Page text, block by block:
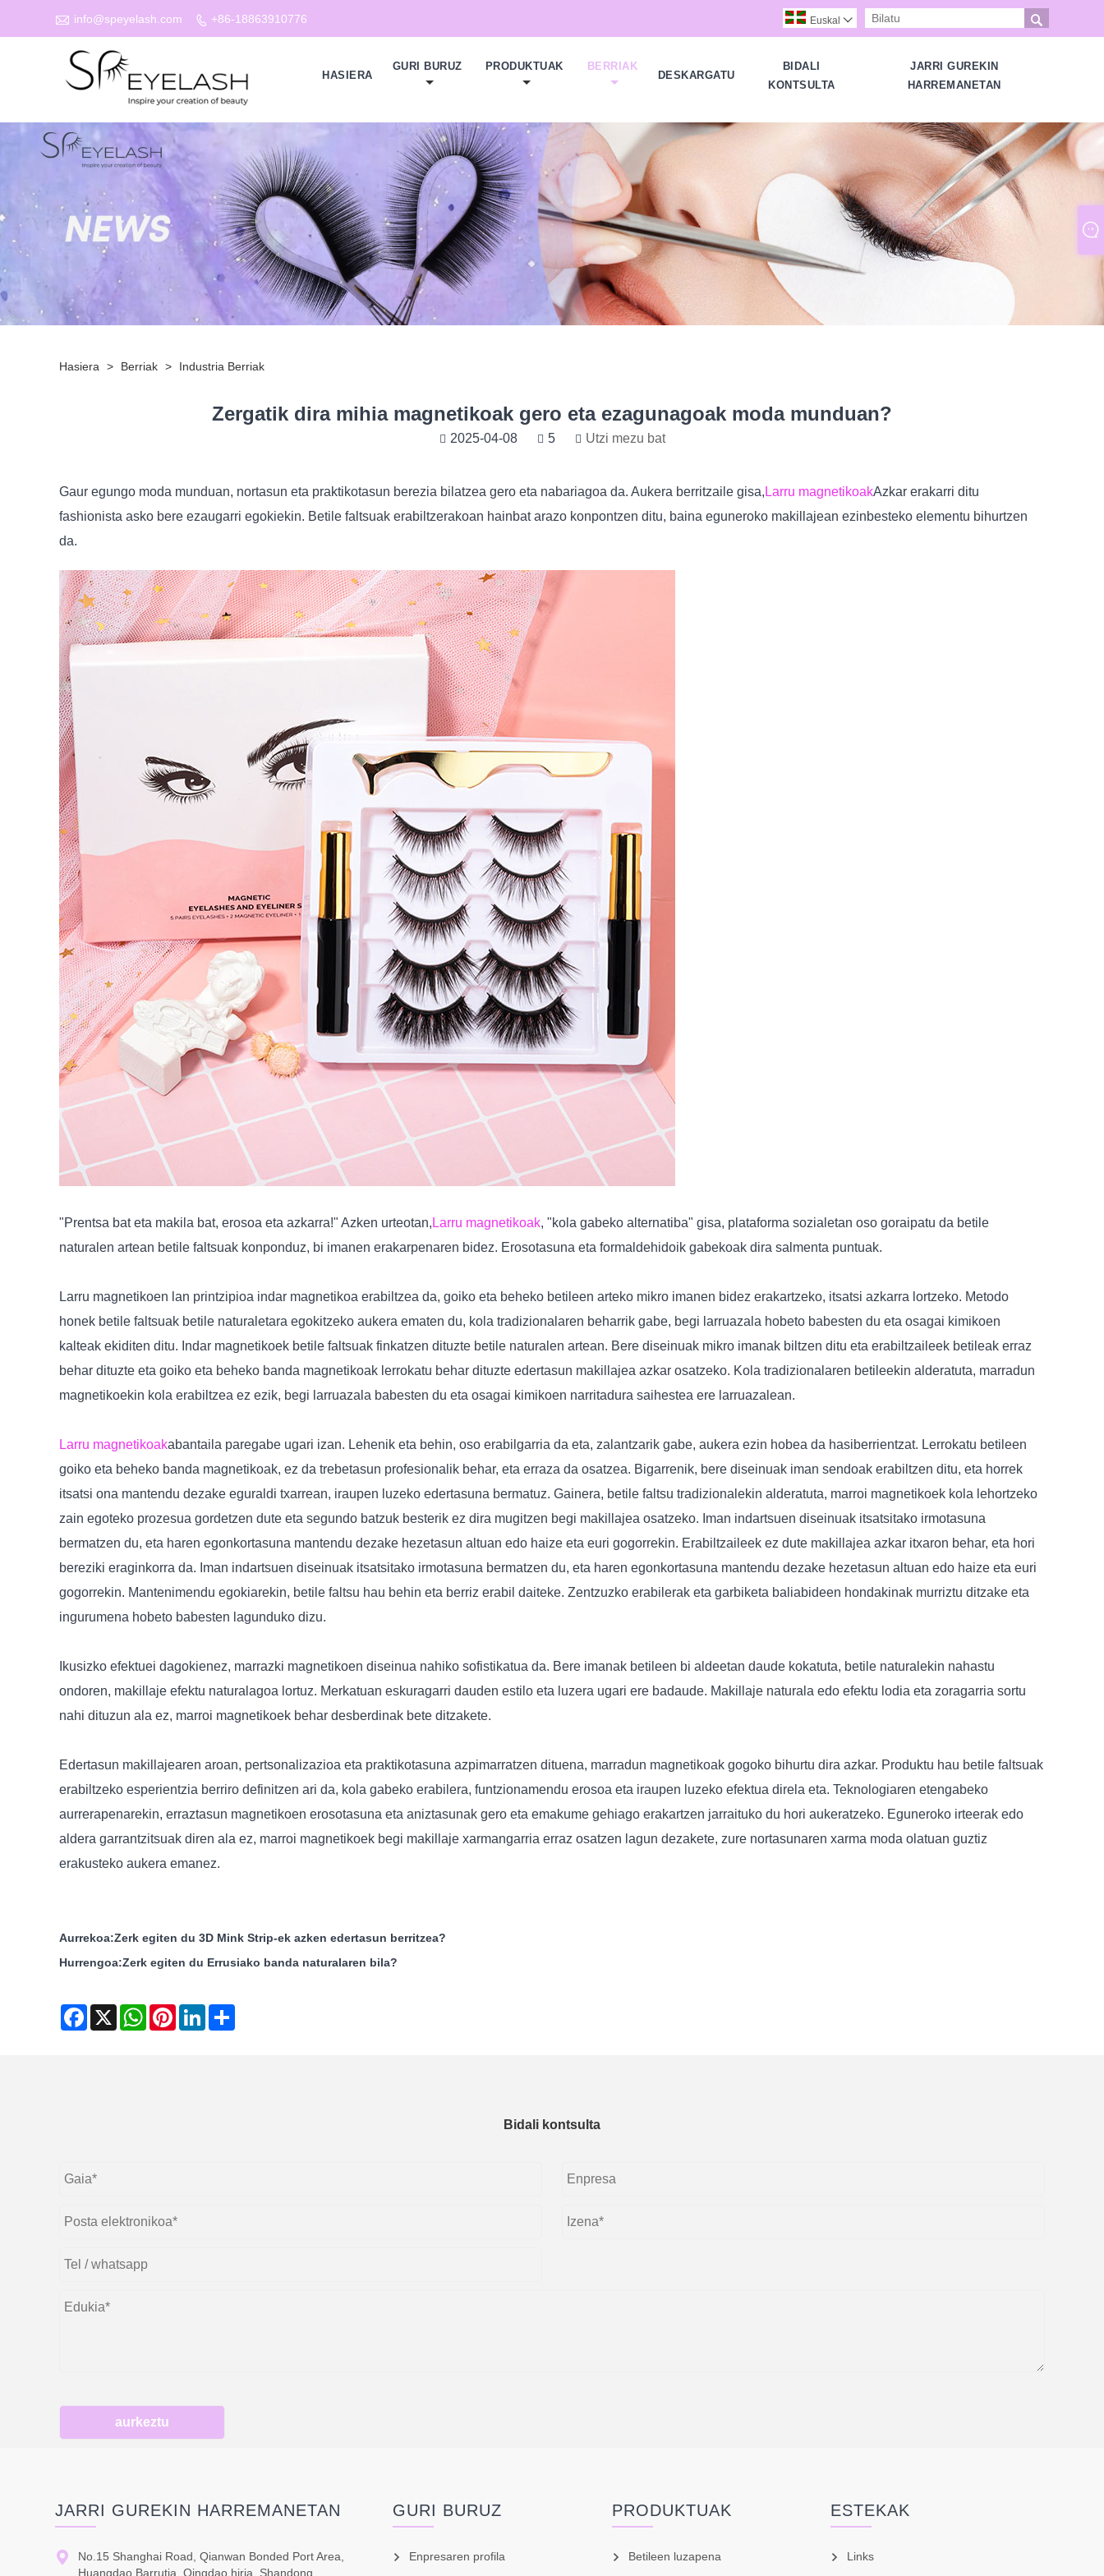
 info@speyelash.com  +86-18863910776 
Euskal 
HASIERA
GURI BURUZ PRODUKTUAK BERRIAK
DESKARGATU
BIDALI
KONTSULTA
JARRI GUREKIN
HARREMANETAN
Hasiera > Berriak > Industria Berriak
Zergatik dira mihia magnetikoak gero eta ezagunagoak moda munduan?
2025-04-08 5 Utzi mezu bat
Gaur egungo moda munduan, nortasun eta praktikotasun berezia bilatzea gero eta nabariagoa da. Aukera berritzaile gisa, Larru magnetikoakAzkar erakarri ditu
fashionista asko bere ezaugarri egokiekin. Betile faltsuak erabiltzerakoan hainbat arazo konpontzen ditu, baina eguneroko makillajean ezinbesteko elementu bihurtzen
da.
"Prentsa bat eta makila bat, erosoa eta azkarra!" Azken urteotan, Larru magnetikoak, "kola gabeko alternatiba" gisa, plataforma sozialetan oso goraipatu da betile
naturalen artean betile faltsuak konponduz, bi imanen erakarpenaren bidez. Erosotasuna eta formaldehidoik gabekoak dira salmenta puntuak.
Larru magnetikoen lan printzipioa indar magnetikoa erabiltzea da, goiko eta beheko betileen arteko mikro imanen bidez erakartzeko, itsatsi azkarra lortzeko. Metodo
honek betile faltsuak betile naturaletara egokitzeko aukera ematen du, kola tradizionalaren beharrik gabe, begi larruazala hobeto babesten du eta osagai kimikoen
kalteak ekiditen ditu. Indar magnetikoek betile faltsuak finkatzen dituzte betile naturalen artean. Bere diseinuak mikro imanak biltzen ditu eta erabiltzaileek betileak erraz
behar dituzte eta goiko eta beheko banda magnetikoak lerrokatu behar dituzte edertasun makillajea azkar osatzeko. Kola tradizionalaren betileekin alderatuta, marradun
magnetikoekin kola erabiltzea ez ezik, begi larruazala babesten du eta osagai kimikoen narritadura saihestea ere larruazalean.
Larru magnetikoakabantaila paregabe ugari izan. Lehenik eta behin, oso erabilgarria da eta, zalantzarik gabe, aukera ezin hobea da hasiberrientzat. Lerrokatu betileen
goiko eta beheko banda magnetikoak, ez da trebetasun profesionalik behar, eta erraza da osatzea. Bigarrenik, bere diseinuak iman sendoak erabiltzen ditu, eta horrek
itsatsi ona mantendu dezake eguraldi txarrean, iraupen luzeko edertasuna bermatuz. Gainera, betile faltsu tradizionalekin alderatuta, marroi magnetikoek kola lehortzeko
zain egoteko prozesua gordetzen dute eta segundo batzuk besterik ez dira mugitzen begi makillajea osatzeko. Iman indartsuen diseinuak itsatsitako irmotasuna
bermatzen du, eta haren egonkortasuna mantendu dezake hezetasun altuan edo haize eta euri gogorrekin. Erabiltzaileek ez dute makillajea azkar itxaron behar, eta hori
bereziki eraginkorra da. Iman indartsuen diseinuak itsatsitako irmotasuna bermatzen du, eta haren egonkortasuna mantendu dezake hezetasun altuan edo haize eta euri
gogorrekin. Mantenimendu egokiarekin, betile faltsu hau behin eta berriz erabil daiteke. Zentzuzko erabilerak eta garbiketa baliabideen hondakinak murriztu ditzake eta
ingurumena hobeto babesten lagunduko dizu.
Ikusizko efektuei dagokienez, marrazki magnetikoen diseinua nahiko sofistikatua da. Bere imanak betileen bi aldeetan daude kokatuta, betile naturalekin nahastu
ondoren, makillaje efektu naturalagoa lortuz. Merkatuan eskuragarri dauden estilo eta luzera ugari ere badaude. Makillaje naturala edo efektu lodia eta zoragarria sortu
nahi dituzun ala ez, marroi magnetikoek behar desberdinak bete ditzakete.
Edertasun makillajearen aroan, pertsonalizazioa eta praktikotasuna azpimarratzen dituena, marradun magnetikoak gogoko bihurtu dira azkar. Produktu hau betile faltsuak
erabiltzeko esperientzia berriro definitzen ari da, kola gabeko erabilera, funtzionamendu erosoa eta iraupen luzeko efektua direla eta. Teknologiaren etengabeko
aurrerapenarekin, erraztasun magnetikoen erosotasuna eta aniztasunak gero eta emakume gehiago erakartzen jarraituko du hori aukeratzeko. Eguneroko irteerak edo
aldera garrantzitsuak diren ala ez, marroi magnetikoek begi makillaje xarmangarria erraz osatzen lagun dezakete, zure nortasunaren xarma moda olatuan guztiz
erakusteko aukera emanez.
Aurrekoa:Zerk egiten du 3D Mink Strip-ek azken edertasun berritzea?
Hurrengoa:Zerk egiten du Errusiako banda naturalaren bila?
Facebook
X WhatsAppPinterestLinkedIn
Bidali kontsulta
aurkeztu
JARRI GUREKIN HARREMANETAN

No.15 Shanghai Road, Qianwan Bonded Port Area,
Huangdao Barrutia, Qingdao hiria, Shandong
GURI BURUZ
Enpresaren profila
PRODUKTUAK
Betileen luzapena
ESTEKAK
Links